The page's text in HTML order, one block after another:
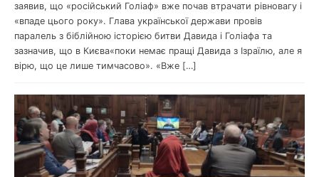
заявив, що «російський Голіаф» вже почав втрачати рівновагу і
«впаде цього року». Глава української держави провів
паралель з біблійною історією битви Давида і Голіафа та
зазначив, що в Києва«поки немає пращі Давида з Ізраїлю, але я
вірю, що це лише тимчасово». «Вже […]